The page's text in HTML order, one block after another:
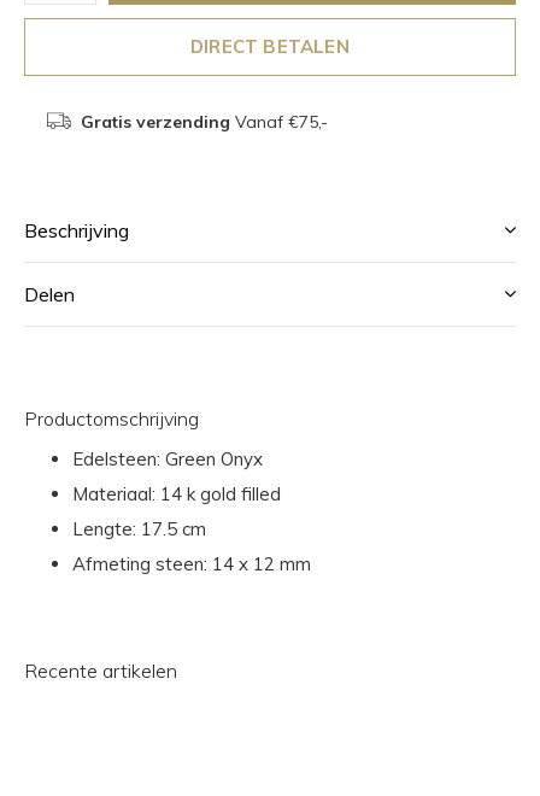
DIRECT BETALEN
Gratis verzending Vanaf €75,-
Beschrijving
Delen
Productomschrijving
Edelsteen: Green Onyx
Materiaal: 14 k gold filled
Lengte: 17.5 cm
Afmeting steen: 14 x 12 mm
Recente artikelen